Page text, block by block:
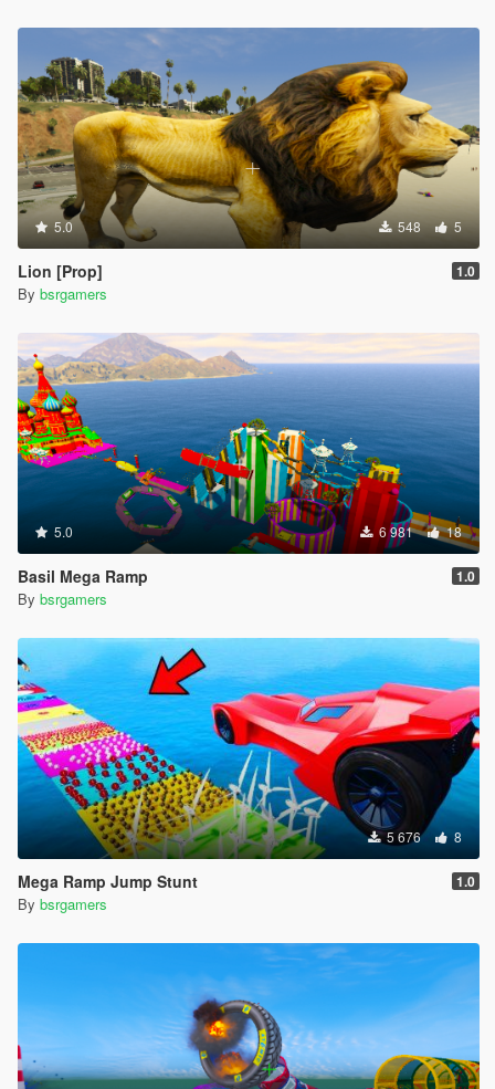
5.0 548 5
Lion [Prop] 1.0
By bsrgamers
5.0 6 981 18
Basil Mega Ramp 1.0
By bsrgamers
5 676 8
Mega Ramp Jump Stunt 1.0
By bsrgamers